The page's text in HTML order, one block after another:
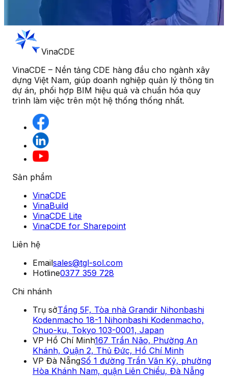
VinaCDE
VinaCDE – Nền tảng CDE hàng đầu cho ngành xây
dựng Việt Nam, giúp doanh nghiệp quản lý thông tin
dự án, phối hợp BIM hiệu quả và chuẩn hóa quy
trình làm việc trên một hệ thống thống nhất.
Sản phẩm
VinaCDE
VinaBuild
VinaCDE Lite
VinaCDE for Sharepoint
Liên hệ
Emailsales@tgl-sol.com
Hotline0377 359 728
Chi nhánh
Trụ sởTầng 5F, Tòa nhà Grandir Nihonbashi
Kodenmacho 18-1 Nihonbashi Kodenmacho,
Chuo-ku, Tokyo 103-0001, Japan
VP Hồ Chí Minh167 Trần Não, Phường An
Khánh, Quận 2, Thủ Đức, Hồ Chí Minh
VP Đà NẵngSố 1 đường Trần Văn Kỷ, phường
Hòa Khánh Nam, quận Liên Chiểu, Đà Nẵng